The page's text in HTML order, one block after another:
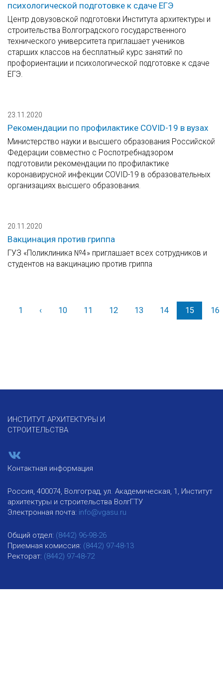
психологической подготовке к сдаче ЕГЭ
Центр довузовской подготовки Института архитектуры и
строительства Волгоградского государственного
технического университета приглашает учеников
старших классов на бесплатный курс занятий по
профориентации и психологической подготовке к сдаче
ЕГЭ.
23.11.2020
Рекомендации по профилактике COVID-19 в вузах
Министерство науки и высшего образования Российской
Федерации совместно с Роспотребнадзором
подготовили рекомендации по профилактике
коронавирусной инфекции COVID-19 в образовательных
организациях высшего образования.
20.11.2020
Вакцинация против гриппа
ГУЗ «Поликлиника №4» приглашает всех сотрудников и
студентов на вакцинацию против гриппа
1 ‹Назад
10 11 12 13 14 15 16
ИНСТИТУТ АРХИТЕКТУРЫ И
СТРОИТЕЛЬСТВА
Контактная информация
Россия, 400074, Волгоград, ул. Академическая, 1, Институт
архитектуры и строительства ВолгГТУ
Электронная почта: info@vgasu.ru
Общий отдел: (8442) 96-98-26
Приемная комиссия: (8442) 97-48-13
Ректорат: (8442) 97-48-72